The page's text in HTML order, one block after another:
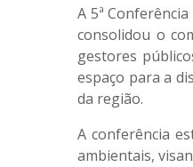
A 5ª
consolidou o
gestores
espaço para a
da região.
A conferência
ambientais,